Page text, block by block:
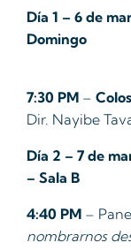
Día 1 – 6 de
Domingo
7:30 PM –
Dir. Nayibe
Día 2 – 7 de
– Sala B
4:40 PM –
nombrarnos